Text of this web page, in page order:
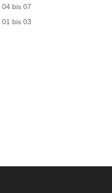
bis 07
bis 03